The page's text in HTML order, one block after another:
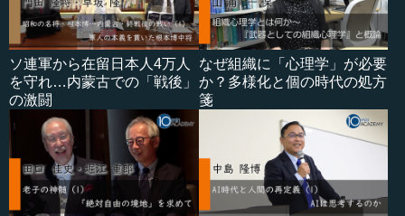
ソ連軍から在留日本人4万人
を守れ…内蒙古での「戦後」
の激闘
なぜ組織に「心理学」が必要
か？多様化と個の時代の処方
箋